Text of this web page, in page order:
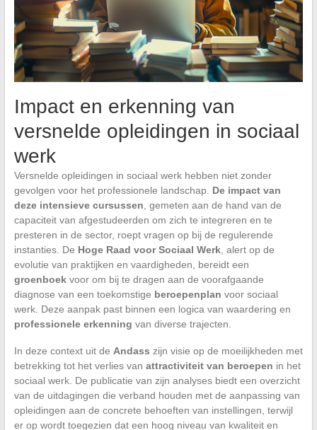
Impact en erkenning van
versnelde opleidingen in sociaal
werk
Versnelde opleidingen in sociaal werk hebben niet zonder
gevolgen voor het professionele landschap. De impact van
deze intensieve cursussen , gemeten aan de hand van de
capaciteit van afgestudeerden om zich te integreren en te
presteren in de sector, roept vragen op bij de regulerende
instanties. De Hoge Raad voor Sociaal Werk, alert op de
evolutie van praktijken en vaardigheden, bereidt een
groenboekvoor om bij te dragen aan de voorafgaande
diagnose van een toekomstige beroepenplan voor sociaal
werk. Deze aanpak past binnen een logica van waardering en
professionele erkenning van diverse trajecten.
In deze context uit de Andass zijn visie op de moeilijkheden met
betrekking tot het verlies van attractiviteit van beroepen in het
sociaal werk. De publicatie van zijn analyses biedt een overzicht
van de uitdagingen die verband houden met de aanpassing van
opleidingen aan de concrete behoeften van instellingen, terwijl
er op wordt toegezien dat een hoog niveau van kwaliteit en